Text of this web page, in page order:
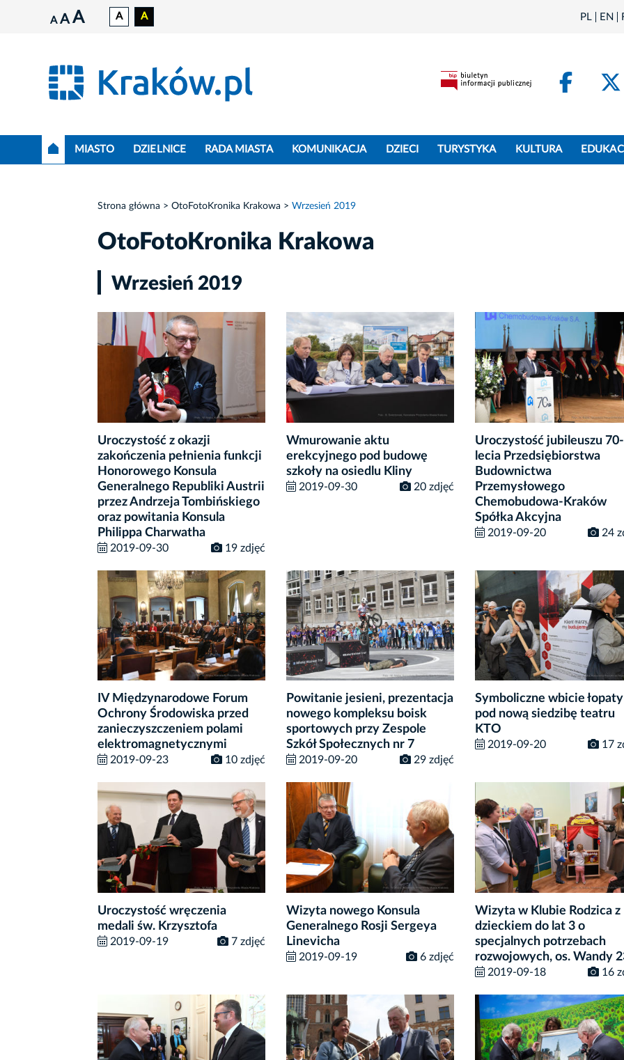
A A A A A PL EN
MIASTO DZIELNICE RADA MIASTA KOMUNIKACJA DZIECI TURYSTYKA KULTURA
Strona główna OtoFotoKronika Krakowa Wrzesień 2019
OtoFotoKronika Krakowa
Wrzesień 2019
Uroczystość z okazji
zakończenia pełnienia funkcji
Honorowego Konsula
Generalnego Republiki Austrii
przez Andrzeja Tombińskiego
oraz powitania Konsula
Philippa Charwatha
2019-09-30 19 zdjęć
Wmurowanie aktu
erekcyjnego pod budowę
szkoły na osiedlu Kliny
2019-09-30 20 zdjęć
Uroczystość jubileuszu 70-
lecia Przedsiębiorstwa
Budownictwa
Przemysłowego
Chemobudowa-Kraków
Spółka Akcyjna
2019-09-20 24
IV Międzynarodowe Forum
Ochrony Środowiska przed
zanieczyszczeniem polami
elektromagnetycznymi
2019-09-23 10 zdjęć
Powitanie jesieni, prezentacja
nowego kompleksu boisk
sportowych przy Zespole
Szkół Społecznych nr 7
2019-09-20 29 zdjęć
Symboliczne wbicie łopaty
pod nową siedzibę teatru
KTO
2019-09-20 17
Uroczystość wręczenia
medali św. Krzysztofa
2019-09-19 7 zdjęć
Wizyta nowego Konsula
Generalnego Rosji Sergeya
Linevicha
2019-09-19 6 zdjęć
Wizyta w Klubie Rodzica z
dzieckiem do lat 3 o
specjalnych potrzebach
rozwojowych, os. Wandy
2019-09-18 16